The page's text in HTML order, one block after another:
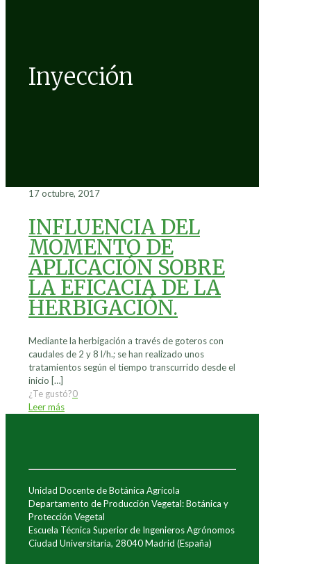
Inyección
17 octubre, 2017
INFLUENCIA DEL
MOMENTO DE
APLICACIÓN SOBRE
LA EFICACIA DE LA
HERBIGACIÓN.
Mediante la herbigación a través de goteros con
caudales de 2 y 8 l/h.; se han realizado unos
tratamientos según el tiempo transcurrido desde el
inicio […]
¿Te gustó?0
Leer más
Unidad Docente de Botánica Agrícola
Departamento de Producción Vegetal: Botánica y
Protección Vegetal
Escuela Técnica Superior de Ingenieros Agrónomos
Ciudad Universitaria, 28040 Madrid (España)